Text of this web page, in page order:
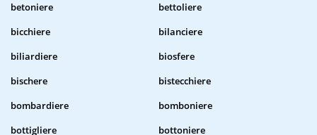
betoniere
bettoliere
bicchiere
bilanciere
biliardiere
biosfere
bischere
bistecchiere
bombardiere
bomboniere
bottigliere
bottoniere